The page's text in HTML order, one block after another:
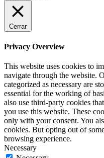
Cerrar
Privacy Overview
This website uses cookies to
navigate through the website.
categorized as necessary are
essential for the working of
also use third-party cookies
you use this website. These
only with your consent. You
cookies. But opting out of
browsing experience.
Necessary